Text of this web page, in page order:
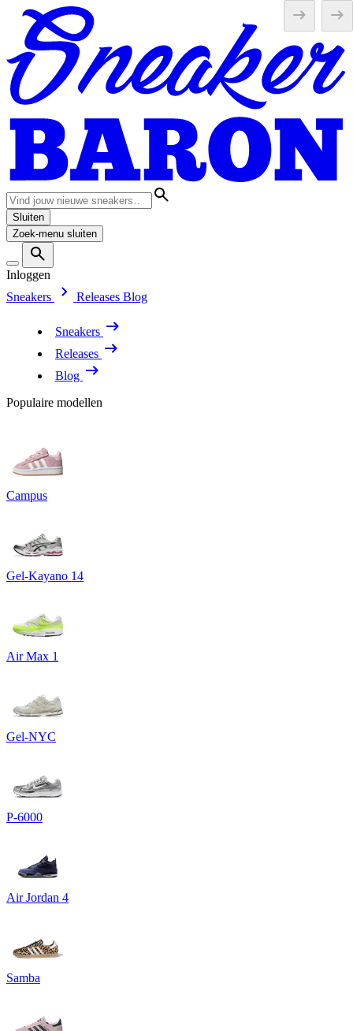
Sluiten
Zoek-menu sluiten
Inloggen
Sneakers
Releases Blog
Sneakers
Releases
Blog
Populaire modellen
Campus
Gel-Kayano 14
Air Max 1
Gel-NYC
P-6000
Air Jordan 4
Samba